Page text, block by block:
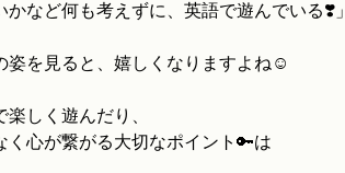
かなど何も考えずに、英語で遊んでいる❣️」
姿を見ると、嬉しくなりますよね☺️
しく遊んだり、
く心が繋がる大切なポイント🔑は